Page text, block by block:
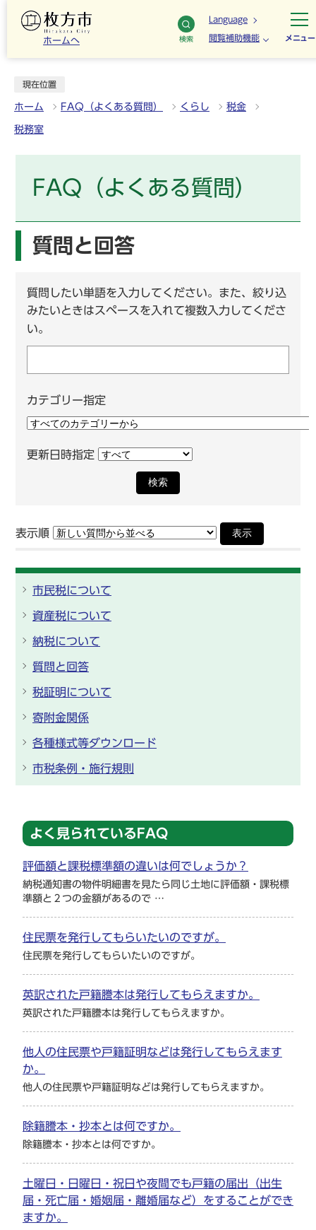
ホームへ 検索
Language
閲覧補助機能 メニュー
現在位置
ホーム FAQ（よくある質問） くらし 税金
税務室
FAQ（よくある質問）
質問と回答
質問したい単語を入力してください。また、絞り込
みたいときはスペースを入れて複数入力してくださ
い。
カテゴリー指定
更新日時指定
検索
表示順 表示
市民税について
資産税について
納税について
質問と回答
税証明について
寄附金関係
各種様式等ダウンロード
市税条例・施行規則
よく見られているFAQ
評価額と課税標準額の違いは何でしょうか？
納税通知書の物件明細書を見たら同じ土地に評価額・課税標
準額と２つの金額があるので …
住民票を発行してもらいたいのですが。
住民票を発行してもらいたいのですが。
英訳された戸籍謄本は発行してもらえますか。
英訳された戸籍謄本は発行してもらえますか。
他人の住民票や戸籍証明などは発行してもらえます
か。
他人の住民票や戸籍証明などは発行してもらえますか。
除籍謄本・抄本とは何ですか。
除籍謄本・抄本とは何ですか。
土曜日・日曜日・祝日や夜間でも戸籍の届出（出生
届・死亡届・婚姻届・離婚届など）をすることができ
ますか。